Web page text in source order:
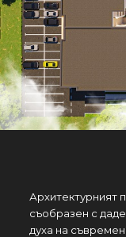
Архитектурният
съобразен с
духа на